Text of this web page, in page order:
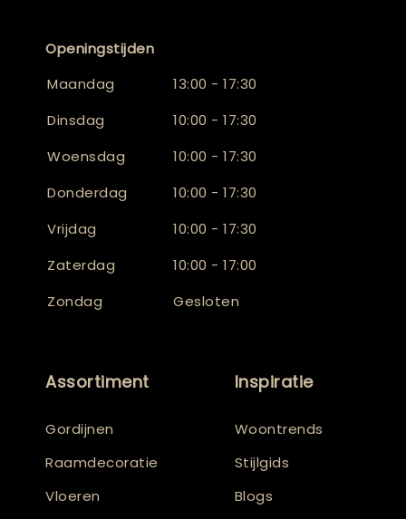
Openingstijden
Maandag
13:00 - 17:30
Dinsdag
10:00 - 17:30
Woensdag
10:00 - 17:30
Donderdag
10:00 - 17:30
Vrijdag
10:00 - 17:30
Zaterdag
10:00 - 17:00
Zondag
Gesloten
Assortiment
Gordijnen
Raamdecoratie
Vloeren
Inspiratie
Woontrends
Stijlgids
Blogs